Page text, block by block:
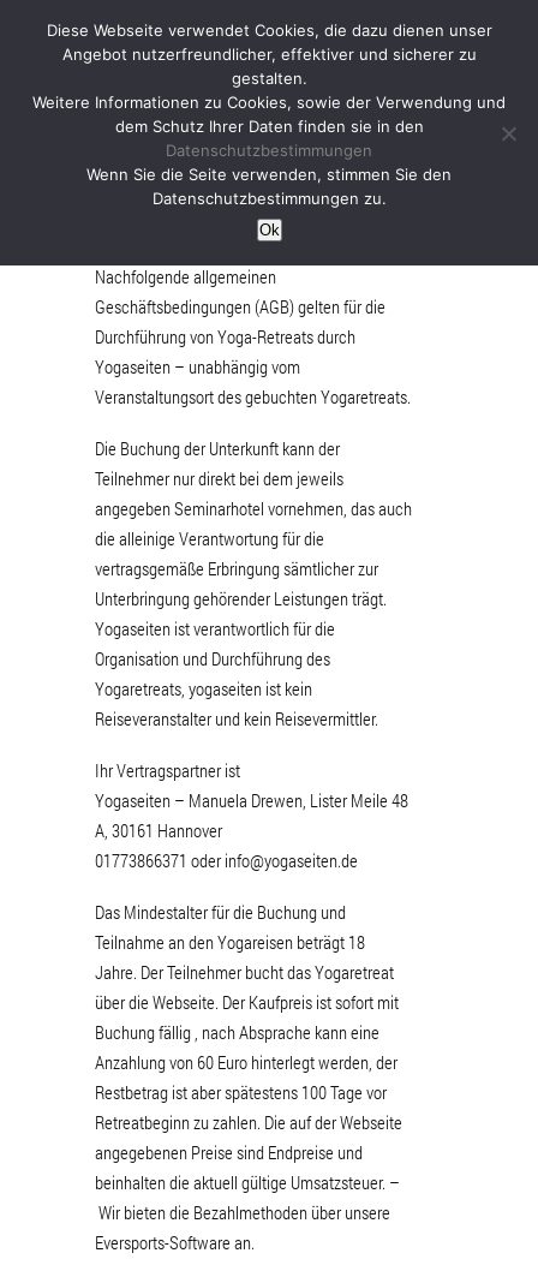
Yoga-Retreat AGBs
Nachfolgende allgemeinen
Geschäftsbedingungen (AGB) gelten für die
Durchführung von Yoga-Retreats durch
Yogaseiten – unabhängig vom
Veranstaltungsort des gebuchten Yogaretreats.
Die Buchung der Unterkunft kann der
Teilnehmer nur direkt bei dem jeweils
angegeben Seminarhotel vornehmen, das auch
die alleinige Verantwortung für die
vertragsgemäße Erbringung sämtlicher zur
Unterbringung gehörender Leistungen trägt.
Yogaseiten ist verantwortlich für die
Organisation und Durchführung des
Yogaretreats, yogaseiten ist kein
Reiseveranstalter und kein Reisevermittler.
Ihr Vertragspartner ist
Yogaseiten – Manuela Drewen, Lister Meile 48
A, 30161 Hannover
01773866371 oder info@yogaseiten.de
Das Mindestalter für die Buchung und
Teilnahme an den Yogareisen beträgt 18
Jahre. Der Teilnehmer bucht das Yogaretreat
über die Webseite. Der Kaufpreis ist sofort mit
Buchung fällig , nach Absprache kann eine
Anzahlung von 60 Euro hinterlegt werden, der
Restbetrag ist aber spätestens 100 Tage vor
Retreatbeginn zu zahlen. Die auf der Webseite
angegebenen Preise sind Endpreise und
beinhalten die aktuell gültige Umsatzsteuer. –
Wir bieten die Bezahlmethoden über unsere
Eversports-Software an.
Diese Webseite verwendet Cookies, die dazu dienen unser
Angebot nutzerfreundlicher, effektiver und sicherer zu
gestalten.
Weitere Informationen zu Cookies, sowie der Verwendung und
dem Schutz Ihrer Daten finden sie in den
Datenschutzbestimmungen
Wenn Sie die Seite verwenden, stimmen Sie den
Datenschutzbestimmungen zu.
Ok